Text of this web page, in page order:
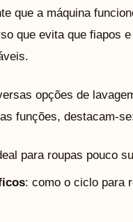
que a máquina
que evita que fiapos
opções de
funções, destacam-
para roupas pouco
: como o ciclo para